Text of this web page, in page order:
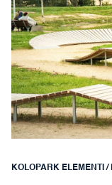
KOLOPARK ELEMENTI /